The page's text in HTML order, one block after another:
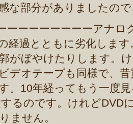
な部分がありましたの
ーーーーーーーーアナ
経過とともに劣化しま
がぼやけたりします。
デオテープも同様で、
。10年経ってもう一度
するのです。けれどDVD
ません。